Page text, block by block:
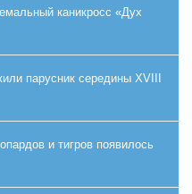
каникросс «Дух
парусник середины XVIII
и тигров появилось